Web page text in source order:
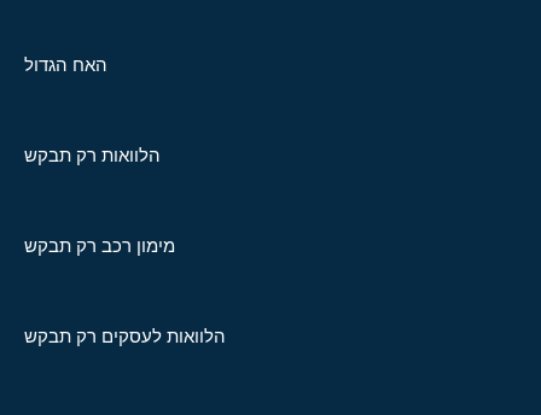
האח הגדול
הלוואות רק תבקש
מימון רכב רק תבקש
הלוואות לעסקים רק תבקש